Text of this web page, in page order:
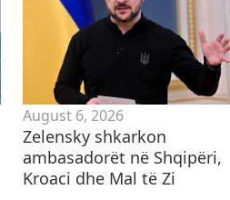
August 6, 2026
Zelensky shkarkon
ambasadorët në Shqipëri,
Kroaci dhe Mal të Zi